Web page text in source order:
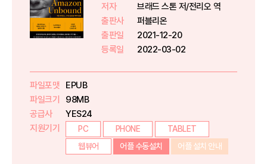
저자
브래드 스톤 저/전리오 역
출판사
퍼블리온
출판일
2021-12-20
등록일
2022-03-02
파일포맷
EPUB
파일크기
98MB
공급사
YES24
지원기기
PC PHONE
TABLET
웹뷰어
어플 수동설치 어플 설치 안내